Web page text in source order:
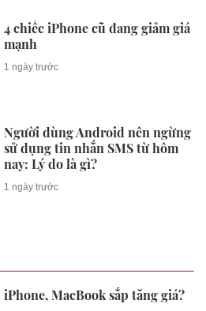
4 chiếc iPhone cũ đang giảm giá
mạnh
1 ngày trước
Người dùng Android nên ngừng
sử dụng tin nhắn SMS từ hôm
nay: Lý do là gì?
1 ngày trước
iPhone, MacBook sắp tăng giá?